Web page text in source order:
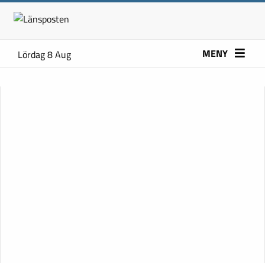
Lördag 8 Aug MENY